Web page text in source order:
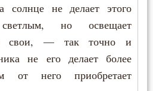
не делает этого
но освещает
свои, — так точно и
не его делает более
от него приобретает